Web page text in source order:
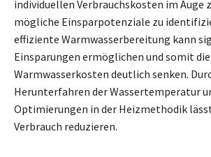
individuellen Verbrauchskosten im Auge
mögliche Einsparpotenziale zu
effiziente Warmwasserbereitung kann
Einsparungen ermöglichen und somit
Warmwasserkosten deutlich senken.
Herunterfahren der Wassertemperatur
Optimierungen in der Heizmethodik
Verbrauch reduzieren.